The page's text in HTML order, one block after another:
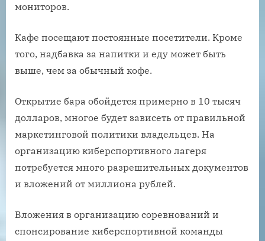
мониторов.
Кафе посещают постоянные посетители. Кроме
того, надбавка за напитки и еду может быть
выше, чем за обычный кофе.
Открытие бара обойдется примерно в 10 тысяч
долларов, многое будет зависеть от правильной
маркетинговой политики владельцев. На
организацию киберспортивного лагеря
потребуется много разрешительных документов
и вложений от миллиона рублей.
Вложения в организацию соревнований и
спонсирование киберспортивной команды